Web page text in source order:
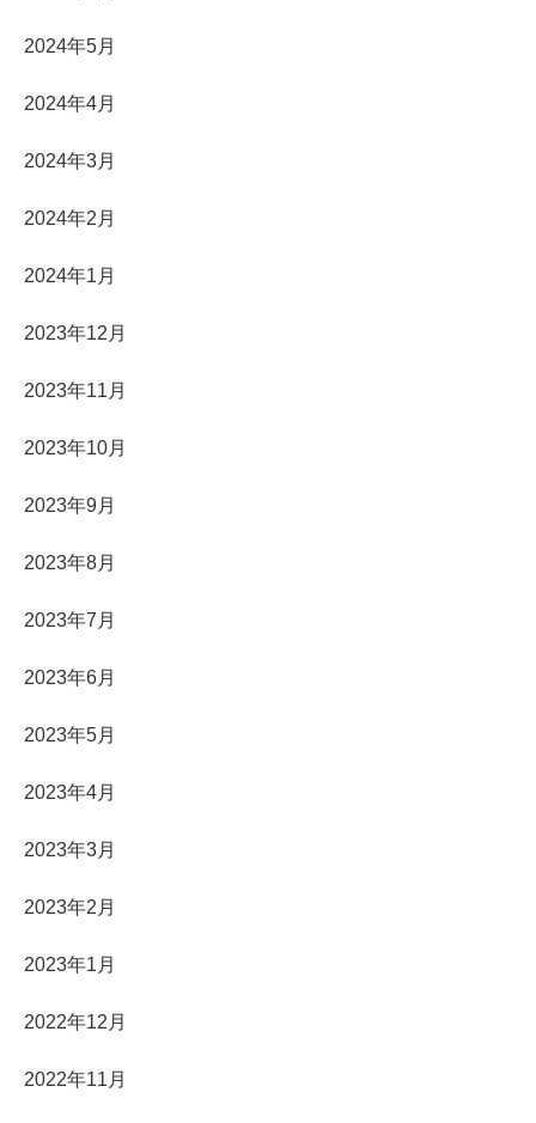
2024年5月
2024年4月
2024年3月
2024年2月
2024年1月
2023年12月
2023年11月
2023年10月
2023年9月
2023年8月
2023年7月
2023年6月
2023年5月
2023年4月
2023年3月
2023年2月
2023年1月
2022年12月
2022年11月